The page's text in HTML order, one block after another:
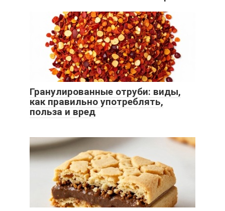
Гранулированные отруби: виды,
как правильно употреблять,
польза и вред